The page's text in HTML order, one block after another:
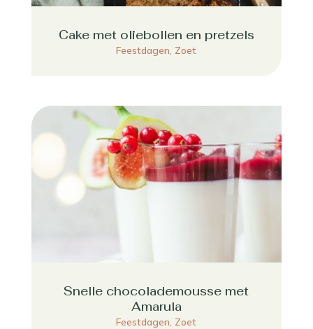
Cake met oliebollen en pretzels
Feestdagen, Zoet
Snelle chocolademousse met
Amarula
Feestdagen, Zoet